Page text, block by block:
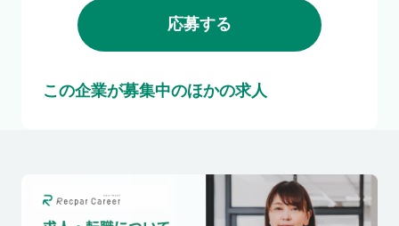
応募する
この企業が募集中のほかの求人